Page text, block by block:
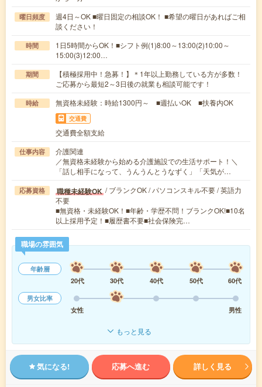
曜日頻度
週4日～OK ■曜日固定の相談OK！ ■希望の曜日があればご相
談ください！
時間
1日5時間からOK！■シフト例(1)8:00～13:00(2)10:00～
15:00(3)12:00…
期間
【積極採用中！急募！】＊1年以上勤務している方が多数！
ご応募から最短2～3日後の就業も相談可能です！
時給 無資格未経験：時給1300円～ ■週払いOK ■扶養内OK
交通費
交通費全額支給
仕事内容
介護関連
／無資格未経験から始める介護施設での生活サポート！＼
「話し相手になって、うんうんとうなずく」「天気が…
応募資格 職種未経験OK / ブランクOK / パソコンスキル不要 / 英語力
不要
■無資格・未経験OK！■年齢・学歴不問！ブランクOK!■10名
以上採用予定！■履歴書不要■社会保険完…
職場の雰囲気
年齢層
20代
30代 40代 50代
60代
男女比率
女性
男性
もっと見る
気になる! 応募へ進む 詳しく見る